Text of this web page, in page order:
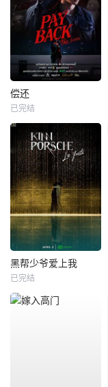
偿还
已完结
黑帮少爷爱上我
已完结